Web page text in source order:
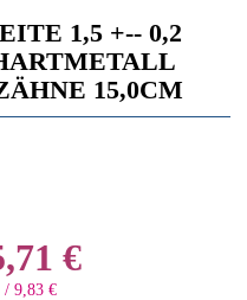
1,5 +-- 0,2
15,0CM
€
/ 9,83 €